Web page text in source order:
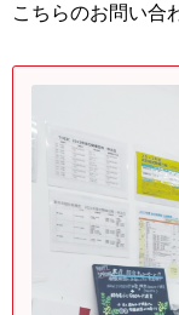
こちらのお問い合